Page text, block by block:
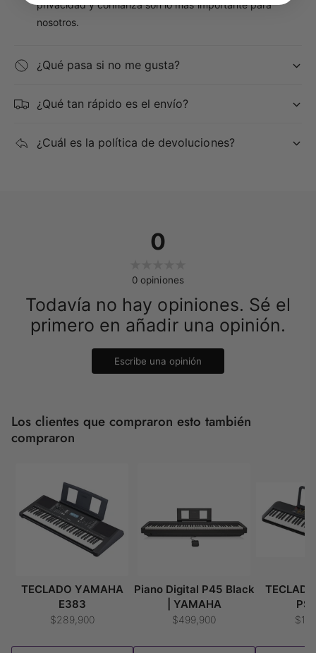
privacidad y confianza son lo más importante para
nosotros.
¿Qué pasa si no me gusta?
¿Qué tan rápido es el envío?
¿Cuál es la política de devoluciones?
0
0 opiniones
Todavía no hay opiniones. Sé el
primero en añadir una opinión.
Escribe una opinión
Los clientes que compraron esto también
compraron
TECLADO YAMAHA
E383
$289,900
Piano Digital P45 Black
| YAMAHA
$499,900